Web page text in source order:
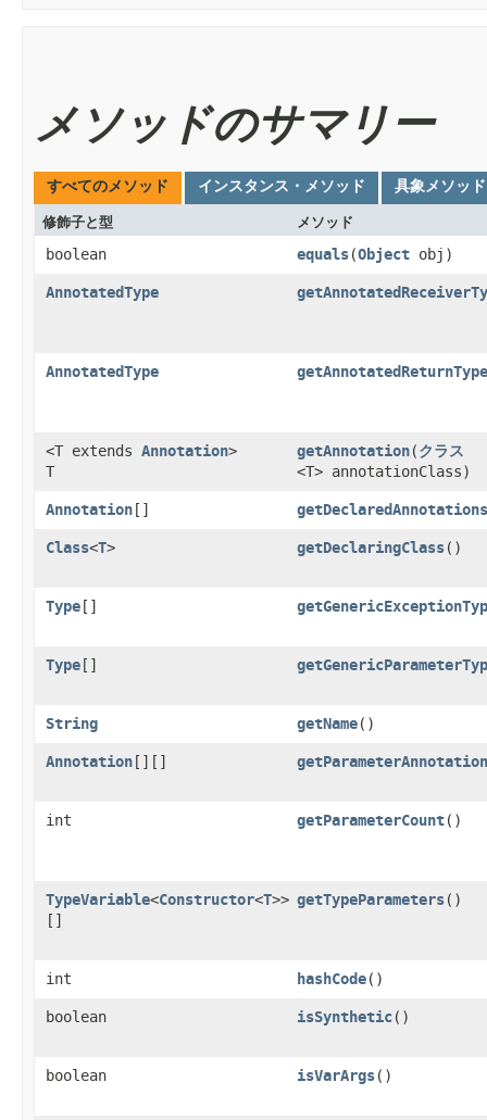
メソッドのサマリー
すべてのメソッド インスタンス・メソッド 具象メソッド
修飾子と型 メソッド
boolean equals​(Object obj)
AnnotatedType
AnnotatedType getAnnotatedReturnType
<T extends Annotation>
T
getAnnotation​(クラス
<T> annotationClass)
Annotation [] getDeclaredAnnotations
Class<T> getDeclaringClass()
Type []
Type []
String getName()
Annotation [][]
int getParameterCount()
TypeVariable<Constructor<T>>
[]
getTypeParameters()
int hashCode()
boolean isSynthetic()
boolean isVarArgs()